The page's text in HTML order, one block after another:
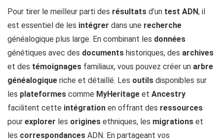
Pour tirer le meilleur parti des résultats d’un test ADN, il
est essentiel de les intégrer dans une recherche
généalogique plus large. En combinant les données
génétiques avec des documents historiques, des archives
et des témoignages familiaux, vous pouvez créer un arbre
généalogique riche et détaillé. Les outils disponibles sur
les plateformes comme MyHeritage et Ancestry
facilitent cette intégration en offrant des ressources
pour explorer les origines ethniques, les migrations et
les correspondances ADN. En partageant vos